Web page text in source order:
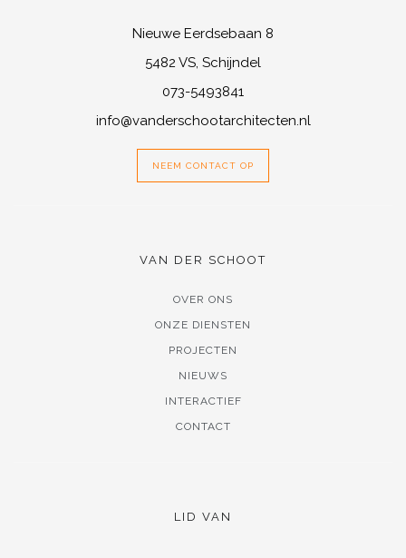
Nieuwe Eerdsebaan 8
5482 VS, Schijndel
073-5493841
info@vanderschootarchitecten.nl
NEEM CONTACT OP
VAN DER SCHOOT
OVER ONS
ONZE DIENSTEN
PROJECTEN
NIEUWS
INTERACTIEF
CONTACT
LID VAN